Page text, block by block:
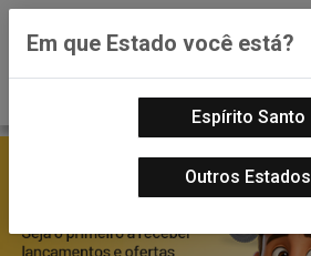
Em que Estado você está?
Espírito Santo
Outros Estados